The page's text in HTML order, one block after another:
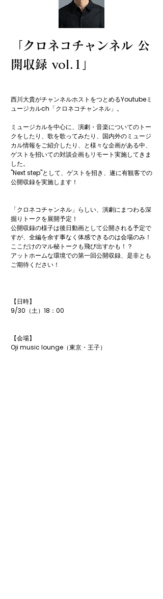
「クロネコチャンネル 公
開収録 vol.1」
西川大貴がチャンネルホストをつとめるYoutubeミ
ュージカルch「クロネコチャンネル」。
ミュージカルを中心に、演劇・音楽についてのトー
クをしたり、歌を歌ってみたり、国内外のミュージ
カル情報をご紹介したり、と様々な企画がある中、
ゲストを招いての対談企画もリモート実施してきま
した。
"Next step"として、ゲストを招き、遂に有観客での
公開収録を実施します！
「クロネコチャンネル」らしい、演劇にまつわる深
掘りトークを展開予定！
公開収録の様子は後日動画として公開される予定で
すが、全編を余す事なく体感できるのは会場のみ！
ここだけのマル秘トークも飛び出すかも！？
アットホームな環境での第一回公開収録、是非とも
ご期待ください！
【日時】
9/30（土）18：00
【会場】
Oji music lounge（東京・王子）